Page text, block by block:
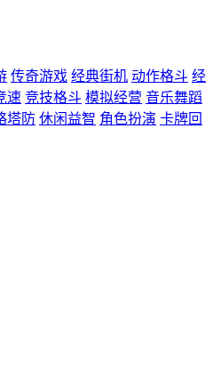
传奇游戏 经典街机 动作格斗 经
速 竞技格斗 模拟经营 音乐舞蹈
塔防 休闲益智 角色扮演 卡牌回